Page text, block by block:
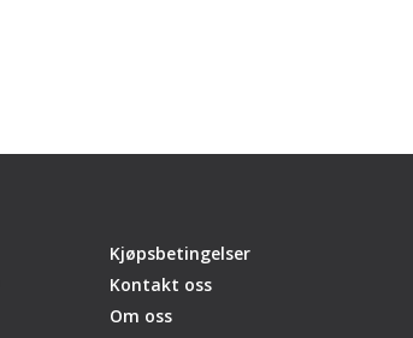
Kjøpsbetingelser
Kontakt oss
Om oss